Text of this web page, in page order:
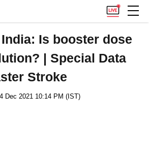
Is booster dose
| Special Data
Stroke
Dec 2021 10:14 PM (IST)